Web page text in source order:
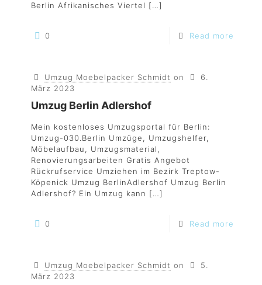
Berlin Afrikanisches Viertel […]
0 Read more
Umzug Moebelpacker Schmidt on
6.
März 2023
Umzug Berlin Adlershof
Mein kostenloses Umzugsportal für Berlin:
Umzug-030.Berlin Umzüge, Umzugshelfer,
Möbelaufbau, Umzugsmaterial,
Renovierungsarbeiten Gratis Angebot
Rückrufservice Umziehen im Bezirk Treptow-
Köpenick Umzug BerlinAdlershof Umzug Berlin
Adlershof? Ein Umzug kann […]
0 Read more
Umzug Moebelpacker Schmidt on
5.
März 2023